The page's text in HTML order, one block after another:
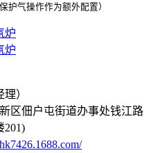
护气操作作为额外配置）
炉
炉
理）
区佃户屯街道办事处钱江路
201)